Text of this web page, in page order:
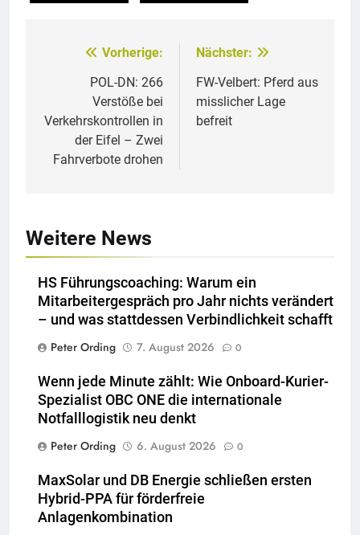
Beitragsnavigation
Vorherige:
POL-DN: 266
Verstöße bei
Verkehrskontrollen in
der Eifel – Zwei
Fahrverbote drohen
Nächster:
FW-Velbert: Pferd aus
misslicher Lage
befreit
Weitere News
HS Führungscoaching: Warum ein
Mitarbeitergespräch pro Jahr nichts verändert
– und was stattdessen Verbindlichkeit schafft
Peter Ording
7. August 2026 0
Wenn jede Minute zählt: Wie Onboard-Kurier-
Spezialist OBC ONE die internationale
Notfalllogistik neu denkt
Peter Ording
6. August 2026 0
MaxSolar und DB Energie schließen ersten
Hybrid-PPA für förderfreie
Anlagenkombination